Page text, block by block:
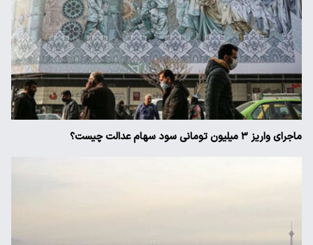
ماجرای واریز ۳ میلیون تومانی سود سهام عدالت چیست؟